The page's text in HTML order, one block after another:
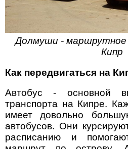
Долмуши - маршрутное
Кипр
Как передвигаться на
Автобус - основной
транспорта на Кипре.
имеет довольно
автобусов. Они
расписанию и